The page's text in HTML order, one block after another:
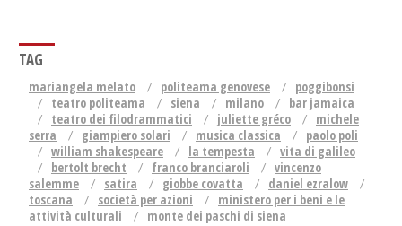
TAG
mariangela melato politeama genovese
poggibonsi
teatro politeama
siena milano
bar jamaica
teatro dei filodrammatici
juliette gréco
michele
serra
giampiero solari musica classica
paolo poli
william shakespeare
la tempesta
vita di galileo
bertolt brecht
franco branciaroli
vincenzo
salemme
satira giobbe covatta
daniel ezralow
toscana
società per azioni
ministero per i beni e le
attività culturali
monte dei paschi di siena